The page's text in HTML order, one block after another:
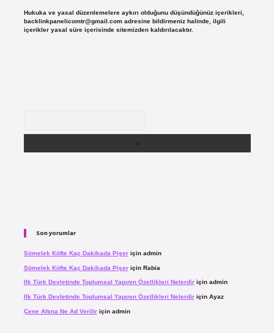
Hukuka ve yasal düzenlemelere aykırı olduğunu düşündüğünüz içerikleri,
backlinkpanelicomtr@gmail.comadresine bildirmeniz halinde, ilgili
içerikler yasal süre içerisinde sitemizden kaldırılacaktır.
Son yorumlar
Sömelek Köfte Kaç Dakikada Pişeriçin admin
Sömelek Köfte Kaç Dakikada Pişeriçin Rabia
Ilk Türk Devletinde Toplumsal Yapının Özellikleri Nelerdiriçin admin
Ilk Türk Devletinde Toplumsal Yapının Özellikleri Nelerdiriçin Ayaz
Çene Altına Ne Ad Veriliriçin admin